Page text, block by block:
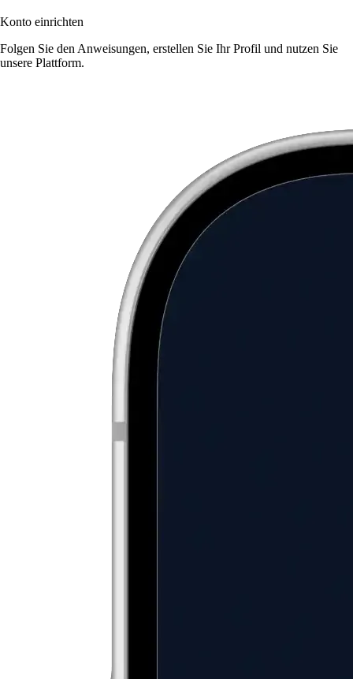
Konto einrichten
Folgen Sie den Anweisungen, erstellen Sie Ihr Profil und nutzen Sie
unsere Plattform.